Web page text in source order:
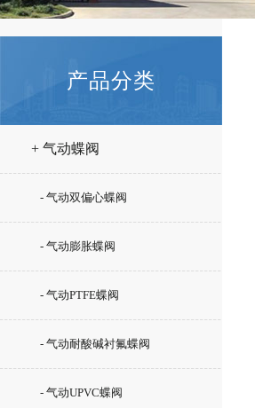
产品分类
+ 气动蝶阀
- 气动双偏心蝶阀
- 气动膨胀蝶阀
- 气动PTFE蝶阀
- 气动耐酸碱衬氟蝶阀
- 气动UPVC蝶阀